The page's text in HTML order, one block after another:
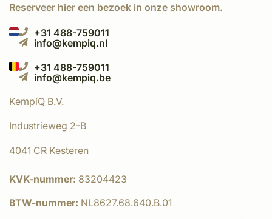
Reserveer hier een bezoek in onze showroom.
+31 488-759011
info@kempiq.nl
+31 488-759011
info@kempiq.be
KempíQ B.V.
Industrieweg 2-B
4041 CR Kesteren
KVK-nummer: 83204423
BTW-nummer: NL8627.68.640.B.01